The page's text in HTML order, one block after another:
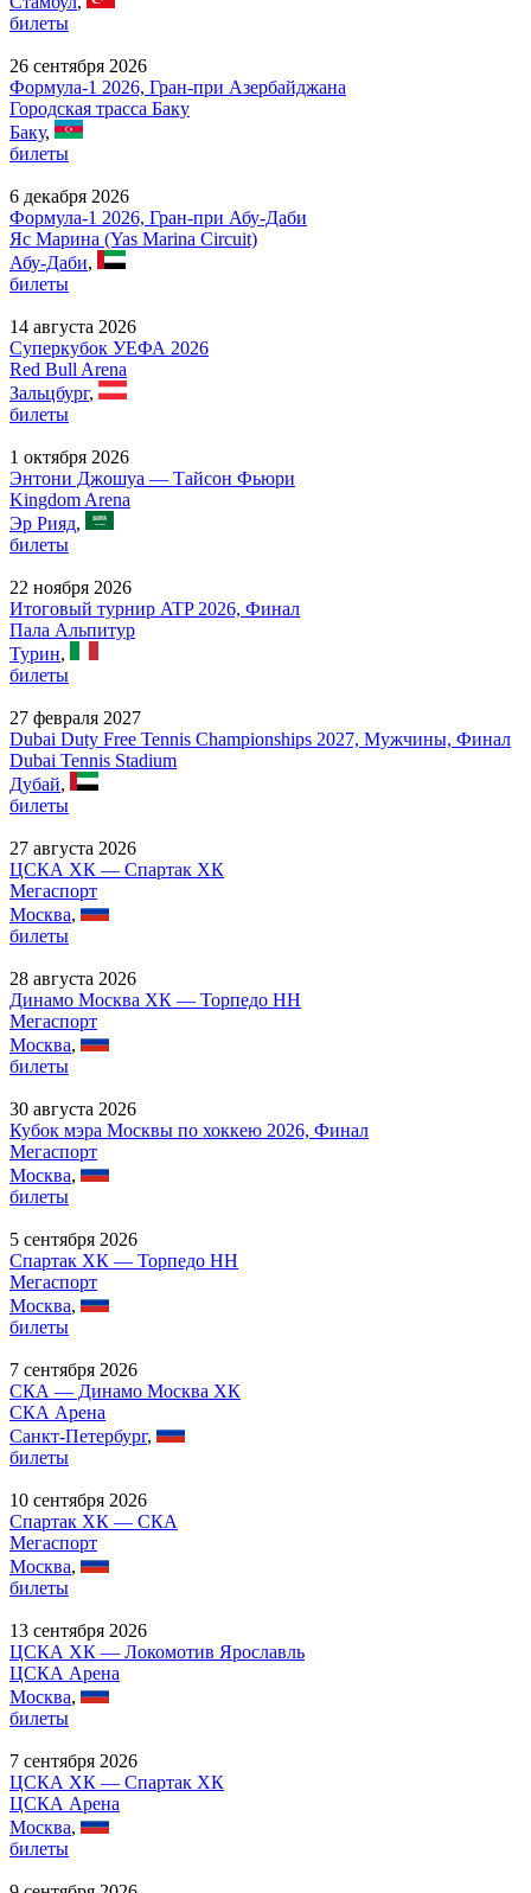
билеты
26 сентября 2026
Формула-1 2026, Гран-при Азербайджана
Городская трасса Баку
Баку,
билеты
6 декабря 2026
Формула-1 2026, Гран-при Абу-Даби
Яс Марина (Yas Marina Circuit)
Абу-Даби,
билеты
14 августа 2026
Суперкубок УЕФА 2026
Red Bull Arena
Зальцбург,
билеты
1 октября 2026
Энтони Джошуа — Тайсон Фьюри
Kingdom Arena
Эр Рияд,
билеты
22 ноября 2026
Итоговый турнир ATP 2026, Финал
Пала Альпитур
Турин,
билеты
27 февраля 2027
Dubai Duty Free Tennis Championships 2027, Мужчины, Финал
Dubai Tennis Stadium
Дубай,
билеты
27 августа 2026
ЦСКА ХК — Спартак ХК
Мегаспорт
Москва,
билеты
28 августа 2026
Динамо Москва ХК — Торпедо НН
Мегаспорт
Москва,
билеты
30 августа 2026
Кубок мэра Москвы по хоккею 2026, Финал
Мегаспорт
Москва,
билеты
5 сентября 2026
Спартак ХК — Торпедо НН
Мегаспорт
Москва,
билеты
7 сентября 2026
СКА — Динамо Москва ХК
СКА Арена
Санкт-Петербург,
билеты
10 сентября 2026
Спартак ХК — СКА
Мегаспорт
Москва,
билеты
13 сентября 2026
ЦСКА ХК — Локомотив Ярославль
ЦСКА Арена
Москва,
билеты
7 сентября 2026
ЦСКА ХК — Спартак ХК
ЦСКА Арена
Москва,
билеты